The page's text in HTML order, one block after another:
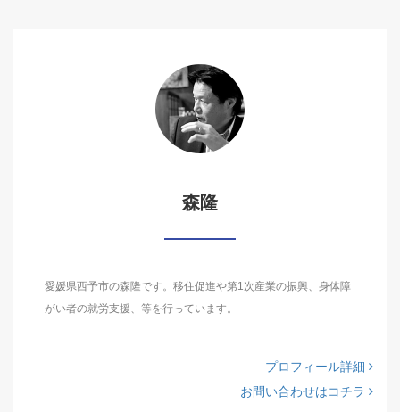
森隆
愛媛県西予市の森隆です。移住促進や第1次産業の振興、身体障
がい者の就労支援、等を行っています。
プロフィール詳細
お問い合わせはコチラ